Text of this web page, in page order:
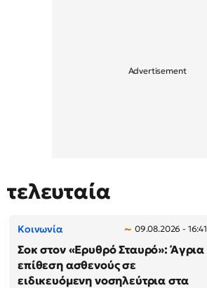
τελευταία
Κοινωνία 09.08.2026 - 16:41
Σοκ στον «Ερυθρό Σταυρό»: Άγρια
επίθεση ασθενούς σε
ειδικευόμενη νοσηλεύτρια στα